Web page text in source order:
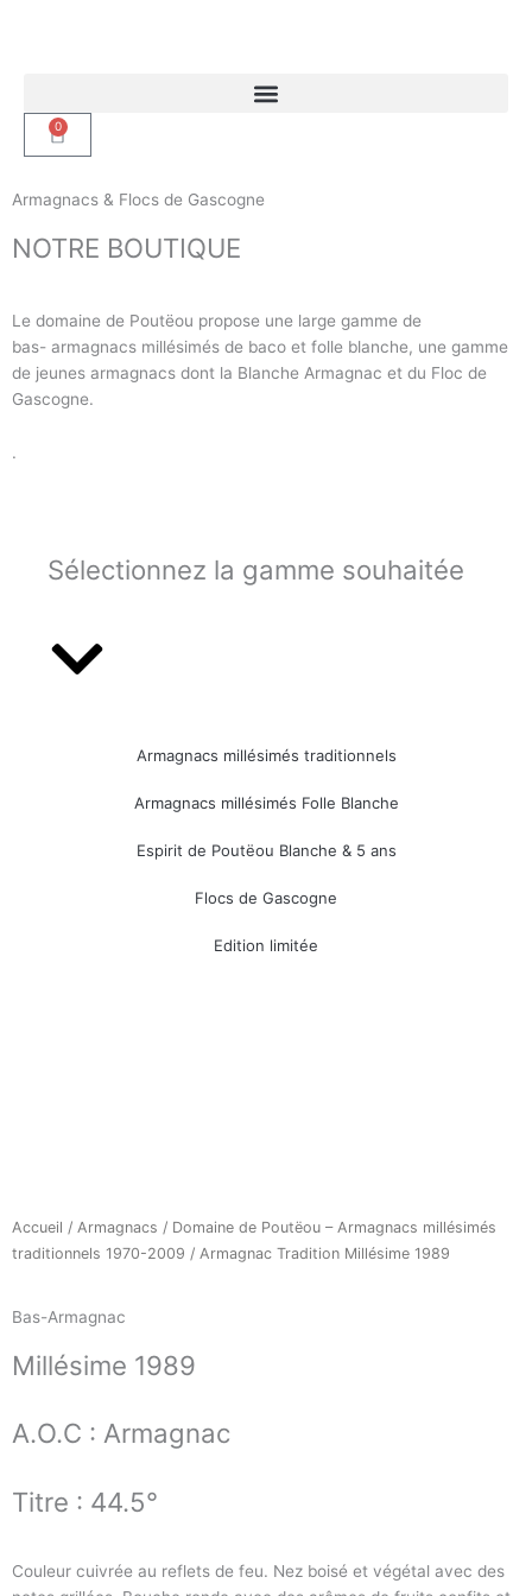
0
Panier
Armagnacs & Flocs de Gascogne
NOTRE BOUTIQUE
Le domaine de Poutëou propose une large gamme de
bas- armagnacs millésimés de baco et folle blanche, une gamme
de jeunes armagnacs dont la Blanche Armagnac et du Floc de
Gascogne.
.
Sélectionnez la gamme souhaitée
Armagnacs millésimés traditionnels
Armagnacs millésimés Folle Blanche
Espirit de Poutëou Blanche & 5 ans
Flocs de Gascogne
Edition limitée
Accueil / Armagnacs / Domaine de Poutëou – Armagnacs millésimés
traditionnels 1970-2009 / Armagnac Tradition Millésime 1989
Bas-Armagnac
Millésime 1989
A.O.C : Armagnac
Titre : 44.5°
Couleur cuivrée au reflets de feu. Nez boisé et végétal avec des